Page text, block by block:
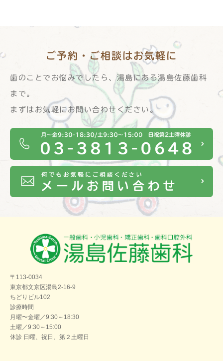
ご予約・ご相談は お気軽に
歯のことでお悩みでしたら、湯島にある湯島佐藤歯科
まで。
まずはお気軽にお問い合わせください。
〒113-0034
東京都文京区湯島2-16-9
ちどりビル102
診療時間
月曜〜金曜／9:30～18:30
土曜／9:30～15:00
休診 日曜、祝日、第２土曜日